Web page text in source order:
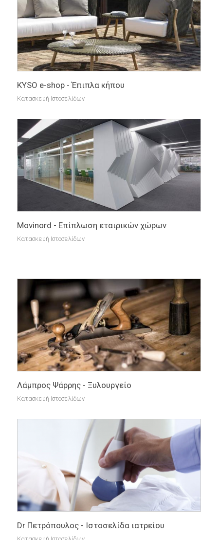
KYSO e-shop - Έπιπλα κήπου
Κατασκευή Ιστοσελίδων
Movinord - Επίπλωση εταιρικών χώρων
Κατασκευή Ιστοσελίδων
Λάμπρος Ψάρρης - Ξυλουργείο
Κατασκευή Ιστοσελίδων
Dr Πετρόπουλος - Ιστοσελίδα ιατρείου